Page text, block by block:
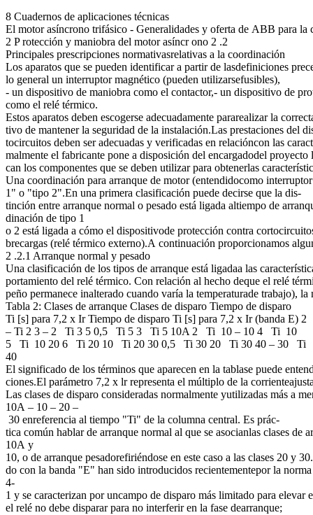
8 Cuadernos de aplicaciones técnicas
El motor asíncrono trifásico - Generalidades y oferta de ABB para la
2 P rotección y maniobra del motor asíncr ono 2 .2
Principales prescripciones normativasrelativas a la coordinación
Los aparatos que se pueden identificar a partir de lasdefiniciones
lo general un interruptor magnético (pueden utilizarsefusibles),
- un dispositivo de maniobra como el contactor,- un dispositivo de
como el relé térmico.
Estos aparatos deben escogerse adecuadamente pararealizar la
tivo de mantener la seguridad de la instalación.Las prestaciones del
tocircuitos deben ser adecuadas y verificadas en relacióncon las
malmente el fabricante pone a disposición del encargadodel
can los componentes que se deben utilizar para obtenerlas
Una coordinación para arranque de motor (entendidocomo
1" o "tipo 2".En una primera clasificación puede decirse que la dis-
tinción entre arranque normal o pesado está ligada altiempo de
dinación de tipo 1
o 2 está ligada a cómo el dispositivode protección contra
brecargas (relé térmico externo).A continuación proporcionamos
2 .2.1 Arranque normal y pesado
Una clasificación de los tipos de arranque está ligadaa las
portamiento del relé térmico. Con relación al hecho deque el relé
peño permanece inalterado cuando varía la temperaturade trabajo),
Tabla 2: Clases de arranque Clases de disparo Tiempo de disparo
Ti [s] para 7,2 x Ir Tiempo de disparo Ti [s] para 7,2 x Ir (banda E) 2
– Ti 2 3 – 2 Ti 3 5 0,5 Ti 5 3 Ti 5 10A 2 Ti 10 – 10 4 Ti 10
5 Ti 10 20 6 Ti 20 10 Ti 20 30 0,5 Ti 30 20 Ti 30 40 – 30 Ti
40
El significado de los términos que aparecen en la tablase puede
ciones.El parámetro 7,2 x lr representa el múltiplo de la
Las clases de disparo consideradas normalmente yutilizadas más a
10A – 10 – 20 –
30 enreferencia al tiempo "Ti" de la columna central. Es prác-
tica común hablar de arranque normal al que se asocianlas clases de
10A y
10, o de arranque pesadorefiriéndose en este caso a las clases 20 y
do con la banda "E" han sido introducidos recientementepor la
4-
1 y se caracterizan por uncampo de disparo más limitado para
el relé no debe disparar para no interferir en la fase dearranque;